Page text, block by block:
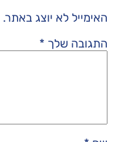
האימייל לא יוצג באתר.
התגובה שלך *